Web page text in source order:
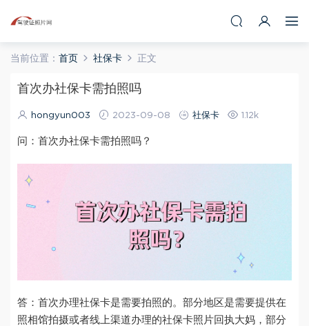
当前位置： 首页 社保卡 正文
首次办社保卡需拍照吗
hongyun003 2023-09-08 社保卡 1.12k
问：首次办社保卡需拍照吗？
答：首次办理社保卡是需要拍照的。部分地区是需要提供在
照相馆拍摄或者线上渠道办理的社保卡照片回执大妈，部分